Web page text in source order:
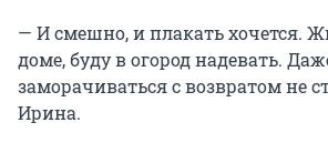
— И смешно, и плакать хочется.
доме, буду в огород надевать.
заморачиваться с возвратом не
Ирина.